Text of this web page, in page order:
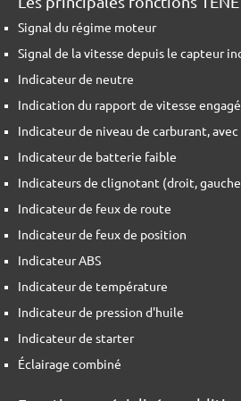
Signal du régime moteur
Signal de la vitesse depuis le capteur
Indicateur de neutre
Indication du rapport de vitesse
Indicateur de niveau de carburant,
Indicateur de batterie faible
Indicateurs de clignotant (droit,
Indicateur de feux de route
Indicateur de feux de position
Indicateur ABS
Indicateur de température
Indicateur de pression d'huile
Indicateur de starter
Éclairage combiné